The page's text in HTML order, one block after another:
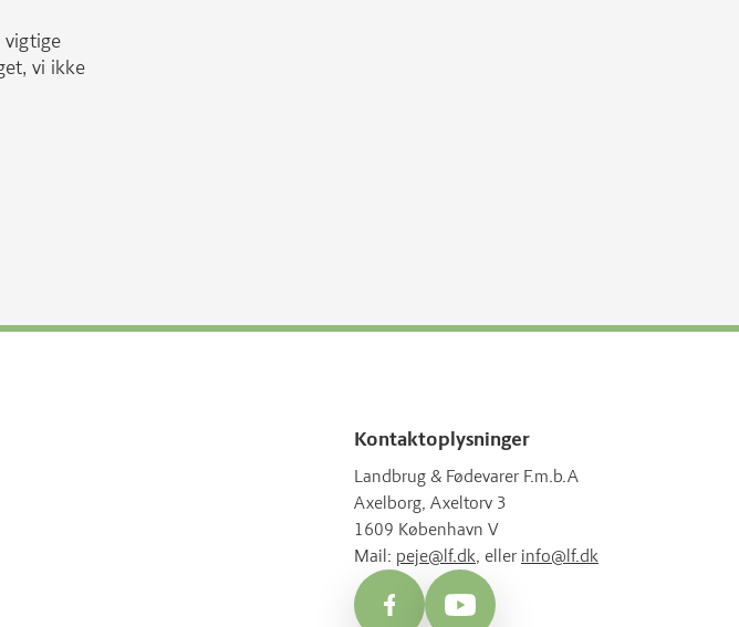
vigtige
vi ikke
Kontaktoplysninger
Landbrug & Fødevarer F.m.b.A
Axelborg, Axeltorv 3
1609 København V
Mail: peje@lf.dk, eller info@lf.dk
FacebookYouTube